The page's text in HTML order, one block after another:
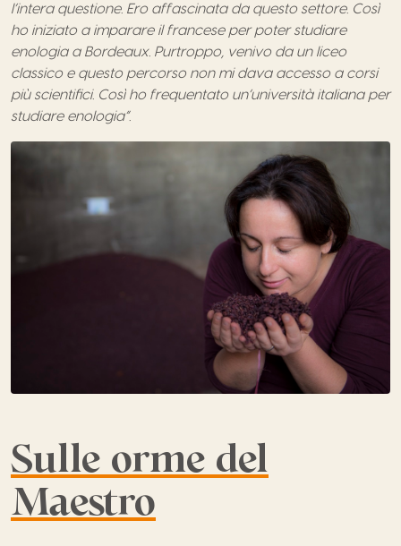
l’intera questione. Ero affascinata da questo settore. Così
ho iniziato a imparare il francese per poter studiare
enologia a Bordeaux. Purtroppo, venivo da un liceo
classico e questo percorso non mi dava accesso a corsi
più scientifici. Così ho frequentato un’università italiana per
studiare enologia”.
Sulle orme del
Maestro